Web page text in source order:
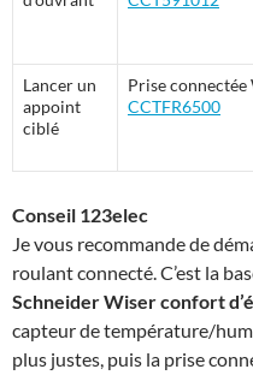
Lancer un
appoint
ciblé
Prise connectée
CCTFR6500
Conseil 123elec
Je vous recommande de
roulant connecté. C’est la
Schneider Wiser confort
capteur de température/
plus justes, puis la prise